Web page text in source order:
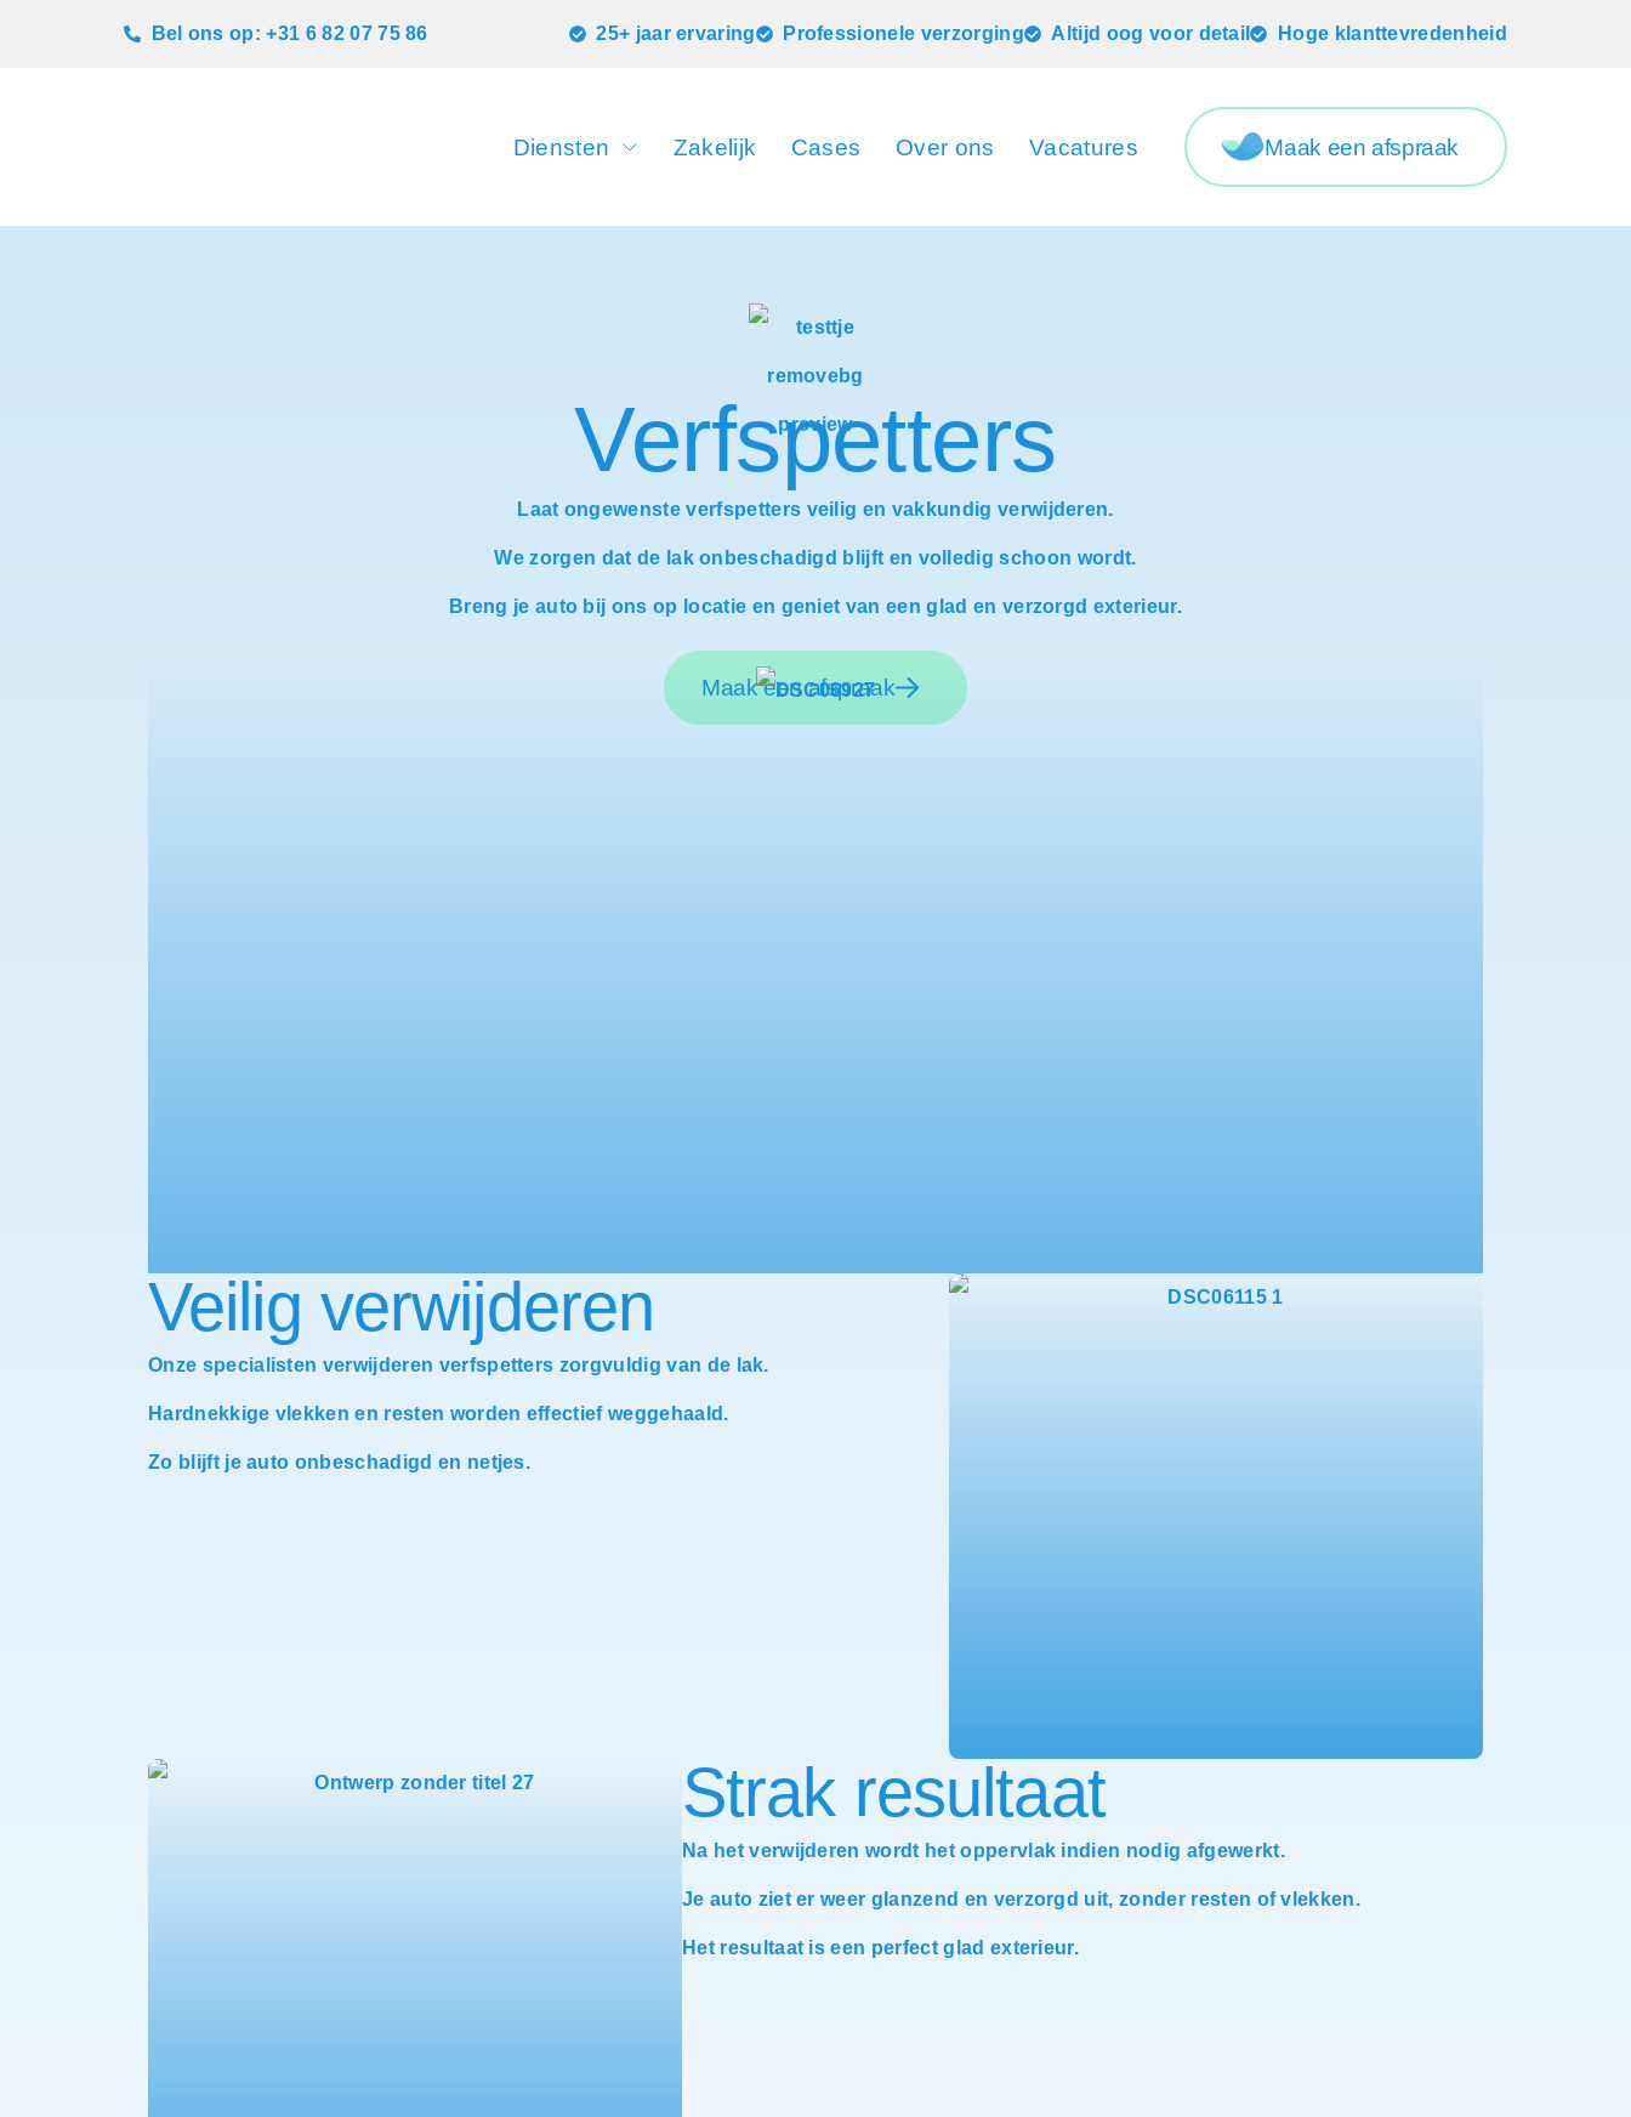
Bel ons op: +31 6 82 07 75 86 25+ jaar ervaring Professionele verzorging Altijd oog voor detail Hoge klanttevredenheid
Diensten Zakelijk Cases Over ons Vacatures Maak een afspraak
Verfspetters
Laat ongewenste verfspetters veilig en vakkundig verwijderen.
We zorgen dat de lak onbeschadigd blijft en volledig schoon wordt.
Breng je auto bij ons op locatie en geniet van een glad en verzorgd exterieur.
Maak een afspraak
Veilig verwijderen
Onze specialisten verwijderen verfspetters zorgvuldig van de lak.
Hardnekkige vlekken en resten worden effectief weggehaald.
Zo blijft je auto onbeschadigd en netjes.
Strak resultaat
Na het verwijderen wordt het oppervlak indien nodig afgewerkt.
Je auto ziet er weer glanzend en verzorgd uit, zonder resten of vlekken.
Het resultaat is een perfect glad exterieur.